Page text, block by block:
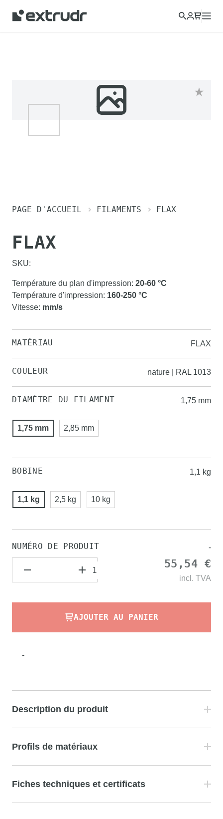
PAGE D'ACCUEIL FILAMENTS FLAX
FLAX
SKU:
Température du plan d'impression: 20-60 °C
Température d'impression: 160-250 °C
Vitesse: mm/s
MATÉRIAU FLAX
COULEUR nature | RAL 1013
DIAMÈTRE DU FILAMENT 1,75 mm
1,75 mm 2,85 mm
BOBINE 1,1 kg
1,1 kg 2,5 kg 10 kg
NUMÉRO DE PRODUIT -
55,54 €
incl. TVA
AJOUTER AU PANIER
-
Description du produit
Profils de matériaux
Fiches techniques et certificats